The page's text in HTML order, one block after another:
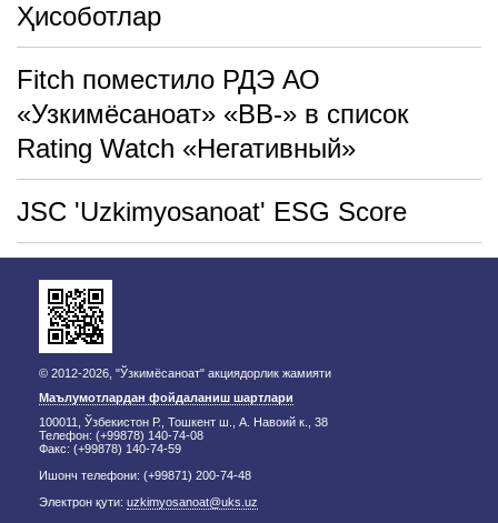
Ҳисоботлар
Fitch поместило РДЭ АО
«Узкимёсаноат» «BB-» в список
Rating Watch «Негативный»
JSC 'Uzkimyosanoat' ESG Score
© 2012-2026, "Ўзкимёсаноат" акциядорлик жамияти
Маълумотлардан фойдаланиш шартлари
100011, Ўзбекистон Р., Тошкент ш., А. Навоий к., 38
Телефон: (+99878) 140-74-08
Факс: (+99878) 140-74-59
Ишонч телефони: (+99871) 200-74-48
Электрон қути: uzkimyosanoat@uks.uz